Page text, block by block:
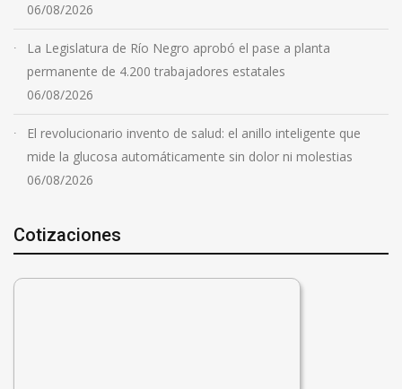
06/08/2026
La Legislatura de Río Negro aprobó el pase a planta
permanente de 4.200 trabajadores estatales
06/08/2026
El revolucionario invento de salud: el anillo inteligente que
mide la glucosa automáticamente sin dolor ni molestias
06/08/2026
Cotizaciones